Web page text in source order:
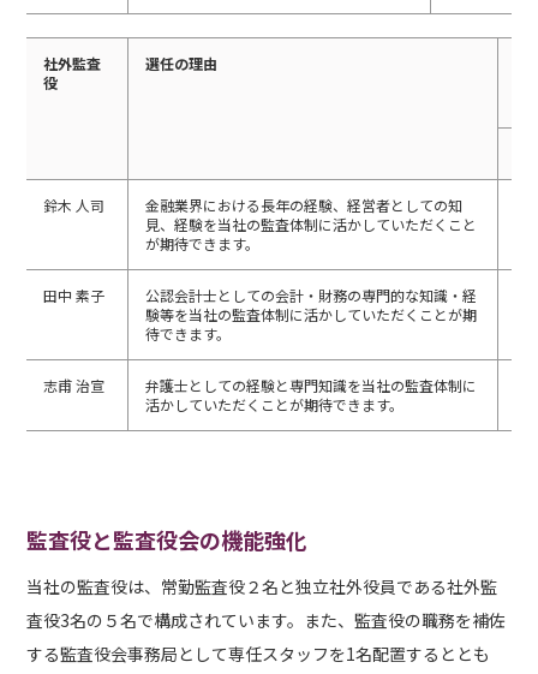
社外監査
役
選任の理由
鈴木 人司
金融業界における長年の経験、経営者としての知
見、経験を当社の監査体制に活かしていただくこと
が期待できます。
田中 素子
公認会計士としての会計・財務の専門的な知識・経
験等を当社の監査体制に活かしていただくことが期
待できます。
志甫 治宣
弁護士としての経験と専門知識を当社の監査体制に
活かしていただくことが期待できます。
監査役と監査役会の機能強化
当社の監査役は、常勤監査役２名と独立社外役員である社外監
査役3名の５名で構成されています。また、監査役の職務を補佐
する監査役会事務局として専任スタッフを1名配置するととも